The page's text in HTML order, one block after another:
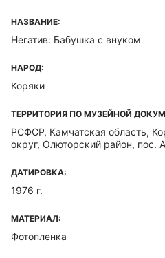
НАЗВАНИЕ:
Негатив: Бабушка с внуком
НАРОД:
Коряки
ТЕРРИТОРИЯ ПО МУЗЕЙНОЙ
РСФСР, Камчатская область,
округ, Олюторский район, пос.
ДАТИРОВКА:
1976 г.
МАТЕРИАЛ:
Фотопленка